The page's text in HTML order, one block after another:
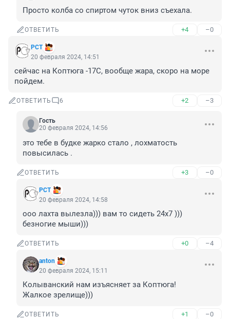
Просто колба со спиртом чуток вниз съехала.
ОТВЕТИТЬ +4 –0
РСТ
20 февраля 2024, 14:51
сейчас на Коптюга -17С, вообще жара, скоро на море
пойдем.
ОТВЕТИТЬ 6 +2 –3
Гость
20 февраля 2024, 14:56
это тебе в будке жарко стало , лохматость
повысилась .
ОТВЕТИТЬ +3 –0
РСТ
20 февраля 2024, 14:58
ооо лахта вылезла))) вам то сидеть 24х7 )))
безногие мыши)))
ОТВЕТИТЬ +0 –4
аnton
20 февраля 2024, 15:11
Колыванский нам изъясняет за Коптюга!
Жалкое зрелище)))
ОТВЕТИТЬ +1 –0